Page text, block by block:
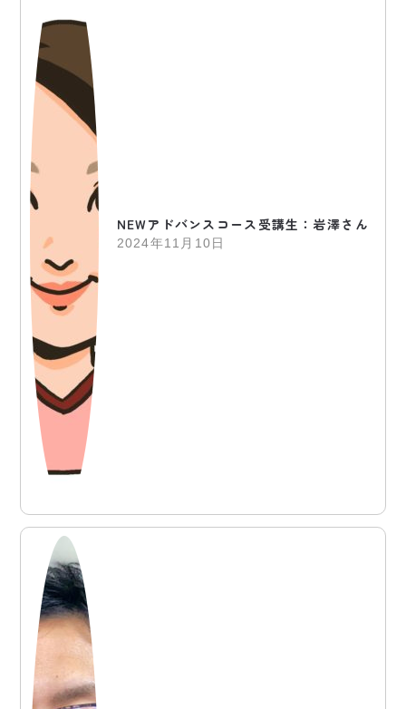
NEWアドバンスコース受講生：岩澤さん
2024年11月10日